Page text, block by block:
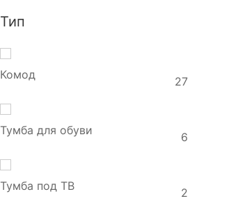
Тип
Комод 27
Тумба для обуви 6
Тумба под ТВ 2